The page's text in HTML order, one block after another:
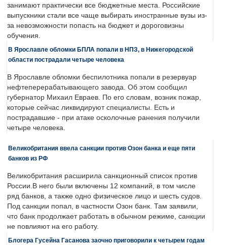
занимают практически все бюджетные места. Российские
выпускники стали все чаще выбирать иностранные вузы из-
за невозможности попасть на бюджет и дороговизны
обучения.
В Ярославле обломки БПЛА попали в НПЗ, в Нижегородской
области пострадали четыре человека
В Ярославле обломки беспилотника попали в резервуар
нефтеперерабатывающего завода. Об этом сообщил
губернатор Михаил Евраев. По его словам, возник пожар,
которые сейчас ликвидируют специалисты. Есть и
пострадавшие - при атаке осколочные ранения получили
четыре человека.
Великобритания ввела санкции против Озон банка и еще пяти
банков из РФ
Великобритания расширила санкционный список против
России.В него были включены 12 компаний, в том числе
ряд банков, а также одно физическое лицо и шесть судов.
Под санкции попал, в частности Озон банк. Там заявили,
что банк продолжает работать в обычном режиме, санкции
не повлияют на его работу.
Блогера Гусейна Гасанова заочно приговорили к четырем годам